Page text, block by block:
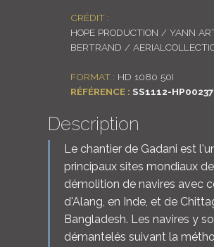
CRÉDIT :
HOPE PRODUCTION / YANN
BERTRAND /
FORMAT : HD 1080 50I
RÉFÉRENCE : SS1112-
Description
Le chantier de Gadani est
principaux sites mondiaux de
démolition de navires avec
d'Alang, en Inde, et de
Bangladesh. Les navires y
démantelés suivant la